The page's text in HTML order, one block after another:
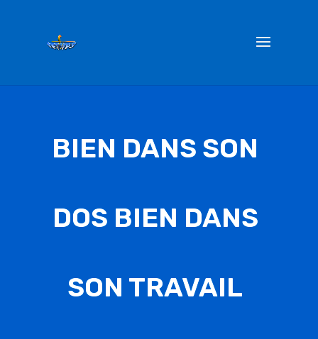
son travail Module 2
26 Juil 2023
BIEN DANS SON
DOS BIEN DANS
SON TRAVAIL